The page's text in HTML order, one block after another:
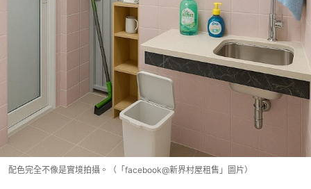
配色完全不像是實境拍攝。（「facebook@新界村屋租售」圖片）